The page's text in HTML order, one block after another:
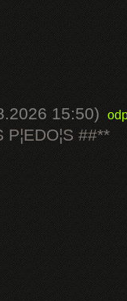
15:50)
P¦EDO¦S ##**